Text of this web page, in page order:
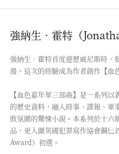
強納生．霍特（
強納生．霍特首度遊歷威尼斯時，
漫。這次的經驗成為作者創作【血
【血色嘉年華三部曲】是一系列
的歷史資料，融入時事、諜報、軍
敗氛圍的驚悚小說。本系列於十六
品，更入圍英國犯罪寫作協會鋼
Award）初選。